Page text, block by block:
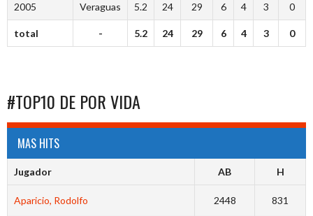
2005 Veraguas 5.2 24 29 6 4 3 0
total - 5.2 24 29 6 4 3 0
#TOP10 DE POR VIDA
MAS HITS
Jugador AB H
Aparicio, Rodolfo 2448 831